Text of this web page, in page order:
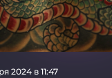
2024 в 11:47